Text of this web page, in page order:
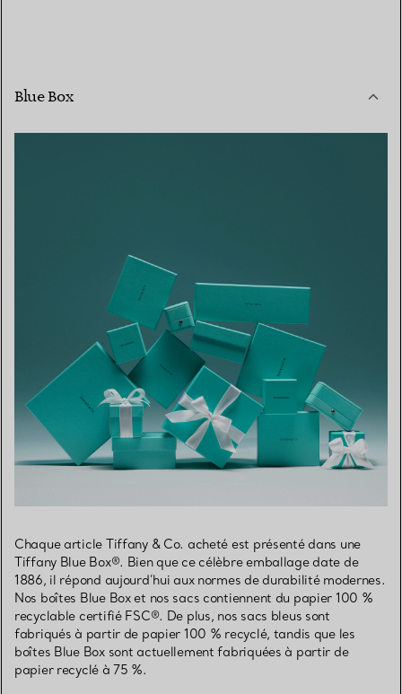
Blue Box
Chaque article Tiffany & Co. acheté est présenté dans une
Tiffany Blue Box®. Bien que ce célèbre emballage date de
1886, il répond aujourd’hui aux normes de durabilité modernes.
Nos boîtes Blue Box et nos sacs contiennent du papier 100 %
recyclable certifié FSC®. De plus, nos sacs bleus sont
fabriqués à partir de papier 100 % recyclé, tandis que les
boîtes Blue Box sont actuellement fabriquées à partir de
papier recyclé à 75 %.